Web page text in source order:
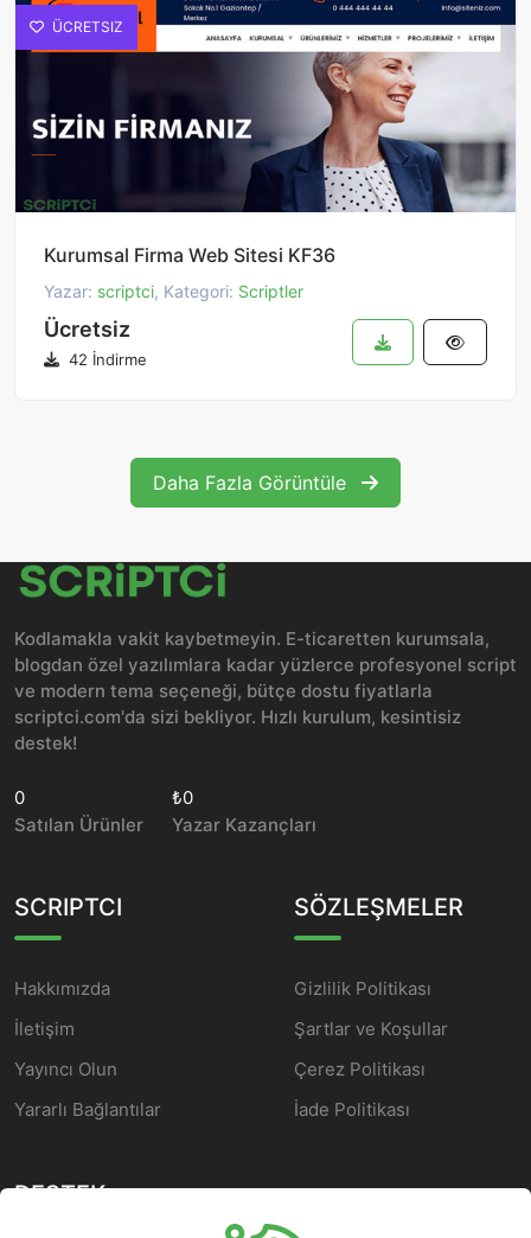
ÜCRETSIZ
Kurumsal Firma Web Sitesi KF36
Yazar: scriptci, Kategori: Scriptler
Ücretsiz
42 İndirme
Daha Fazla Görüntüle
Kodlamakla vakit kaybetmeyin. E-ticaretten kurumsala,
blogdan özel yazılımlara kadar yüzlerce profesyonel script
ve modern tema seçeneği, bütçe dostu fiyatlarla
scriptci.com'da sizi bekliyor. Hızlı kurulum, kesintisiz
destek!
0
Satılan Ürünler
₺0
Yazar Kazançları
SCRIPTCI
Hakkımızda
İletişim
Yayıncı Olun
Yararlı Bağlantılar
SÖZLEŞMELER
Gizlilik Politikası
Şartlar ve Koşullar
Çerez Politikası
İade Politikası
DESTEK